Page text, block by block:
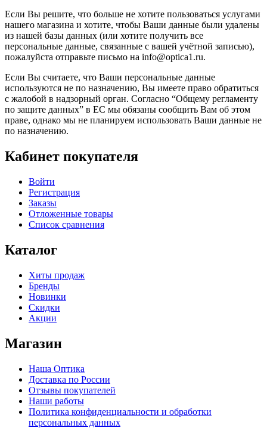
Если Вы решите, что больше не хотите пользоваться услугами
нашего магазина и хотите, чтобы Ваши данные были удалены
из нашей базы данных (или хотите получить все
персональные данные, связанные с вашей учётной записью),
пожалуйста отправьте письмо на info@optica1.ru.
Если Вы считаете, что Ваши персональные данные
используются не по назначению, Вы имеете право обратиться
с жалобой в надзорный орган. Согласно “Общему регламенту
по защите данных” в ЕС мы обязаны сообщить Вам об этом
праве, однако мы не планируем использовать Ваши данные не
по назначению.
Кабинет покупателя
Войти
Регистрация
Заказы
Отложенные товары
Список сравнения
Каталог
Хиты продаж
Бренды
Новинки
Скидки
Акции
Магазин
Наша Оптика
Доставка по России
Отзывы покупателей
Наши работы
Политика конфиденциальности и обработки
персональных данных